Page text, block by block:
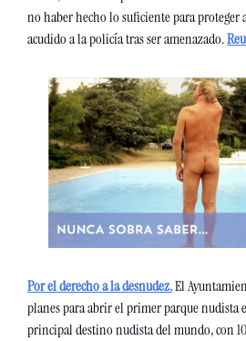
no haber hecho lo suficiente para proteger
acudido a la policía tras ser amenazado.
Por el derecho a la desnudez. El
planes para abrir el primer parque nudista
principal destino nudista del mundo, con